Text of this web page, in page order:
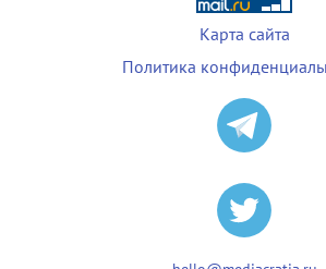
Карта сайта
Политика